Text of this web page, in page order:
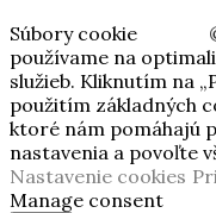
Súbory cookie
používame na
služieb. Kliknutím na
použitím základných
ktoré nám pomáhajú
nastavenia a povoľte
Nastavenie cookies
Manage consent